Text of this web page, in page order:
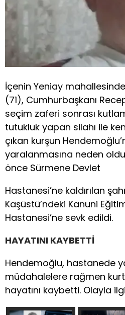
İçenin Yeniay
(71), Cumhurbaşkanı
seçim zaferi sonrası
tutukluk yapan silahı ile
çıkan kurşun
yaralanmasına neden
önce Sürmene Devlet
Hastanesi’ne kaldırılan
Kaşüstü’ndeki Kanuni
Hastanesi’ne sevk edildi.
HAYATINI KAYBETTİ
Hendemoğlu, hastanede
müdahalelere rağmen
hayatını kaybetti. Olayla